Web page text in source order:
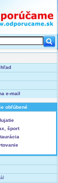
e-mail
obľúbené
šport